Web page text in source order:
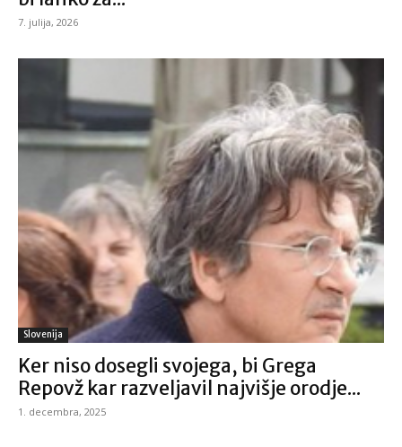
7. julija, 2026
Slovenija
Ker niso dosegli svojega, bi Grega
Repovž kar razveljavil najvišje orodje...
1. decembra, 2025